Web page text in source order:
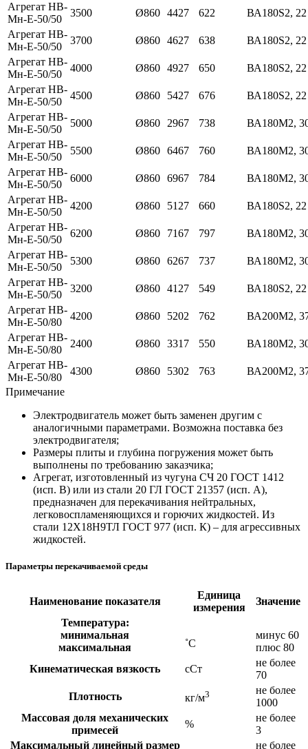
Агрегат НВ-
Мн-Е-50/50
3500 Ø860 4427 622
ВА180S2,
Агрегат НВ-
Мн-Е-50/50
3700 Ø860 4627 638
ВА180S2,
Агрегат НВ-
Мн-Е-50/50
4000 Ø860 4927 650
ВА180S2,
Агрегат НВ-
Мн-Е-50/50
4500 Ø860 5427 676
ВА180S2,
Агрегат НВ-
Мн-Е-50/50
5000 Ø860 2967 738
ВА180М2,
Агрегат НВ-
Мн-Е-50/50
5500 Ø860 6467 760
ВА180М2,
Агрегат НВ-
Мн-Е-50/50
6000 Ø860 6967 784
ВА180М2,
Агрегат НВ-
Мн-Е-50/50
4200 Ø860 5127 660
ВА180S2,
Агрегат НВ-
Мн-Е-50/50
6200 Ø860 7167 797
ВА180М2,
Агрегат НВ-
Мн-Е-50/50
5300 Ø860 6267 737
ВА180М2,
Агрегат НВ-
Мн-Е-50/50
3200 Ø860 4127 549
ВА180S2,
Агрегат НВ-
Мн-Е-50/80
4200 Ø860 5202 762
ВА200М2,
Агрегат НВ-
Мн-Е-50/80
2400 Ø860 3317 550
ВА180М2,
Агрегат НВ-
Мн-Е-50/80
4300 Ø860 5302 763
ВА200М2,
Примечание
Электродвигатель может быть заменен другим с
аналогичными параметрами. Возможна поставка без
электродвигателя;
Размеры плиты и глубина погружения может быть
выполнены по требованию заказчика;
Aгрегат, изготовленный из чугуна СЧ 20 ГОСТ 1412
(исп. В) или из стали 20 ГЛ ГОСТ 21357 (исп. А),
предназначен для перекачивания нейтральных,
легковоспламеняющихся и горючих жидкостей. Из
стали 12Х18Н9ТЛ ГОСТ 977 (исп. К) – для агрессивных
жидкостей.
Параметры перекачиваемой среды
Наименование показателя
Единица
измерения
Значение
Температура:
минимальная
максимальная
˚С
минус 60
плюс 80
Кинематическая вязкость
сСт
не более
70
Плотность
кг/м3
не более
1000
Массовая доля механических
примесей
%
не более
3
Максимальный линейный размер
не более